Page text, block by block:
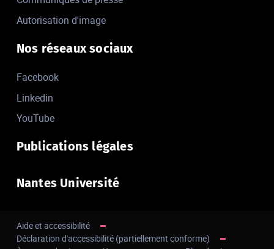
Autorisation d'image
Nos réseaux sociaux
Facebook
Linkedin
YouTube
Publications légales
Nantes Université
Aide et accessibilité
Déclaration d'accessibilité (partiellement conforme)